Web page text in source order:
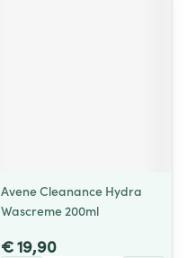
Avene Cleanance Hydra
Wascreme 200ml
€ 19,90